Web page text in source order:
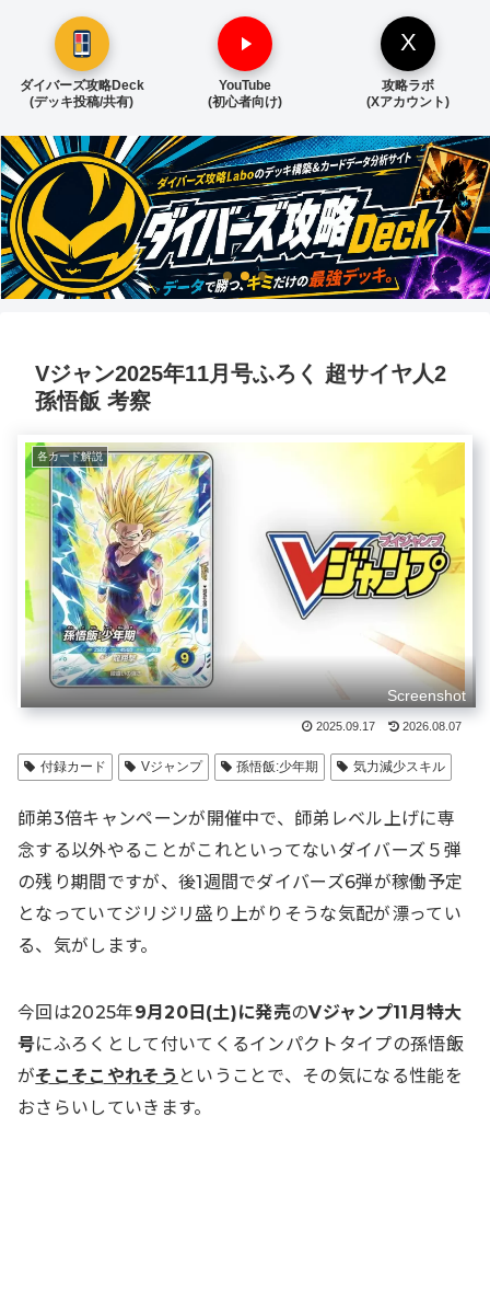
ダイバーズ攻略Deck
(デッキ投稿/共有)
YouTube
(初心者向け)
X
攻略ラボ
(Xアカウント)
Vジャン2025年11月号ふろく 超サイヤ人2
孫悟飯 考察
各カード解説
Screenshot
2025.09.17 2026.08.07
付録カード Vジャンプ 孫悟飯:少年期 気力減少スキル
師弟3倍キャンペーンが開催中で、師弟レベル上げに専
念する以外やることがこれといってないダイバーズ５弾
の残り期間ですが、後1週間でダイバーズ6弾が稼働予定
となっていてジリジリ盛り上がりそうな気配が漂ってい
る、気がします。
今回は2025年9月20日(土)に発売のVジャンプ11月特大
号にふろくとして付いてくるインパクトタイプの孫悟飯
がそこそこやれそう ということで、その気になる性能を
おさらいしていきます。